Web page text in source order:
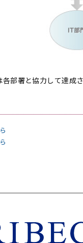
各部署と協力して達成